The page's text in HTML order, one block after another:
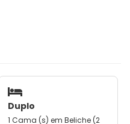
Duplo
1 Cama (s) em Beliche (2